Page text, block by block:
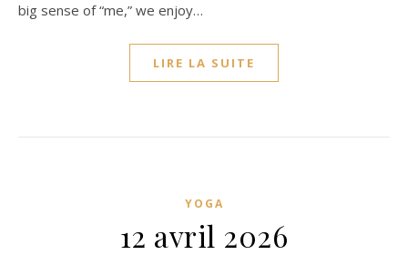
big sense of “me,” we enjoy…
LIRE LA SUITE
YOGA
12 avril 2026